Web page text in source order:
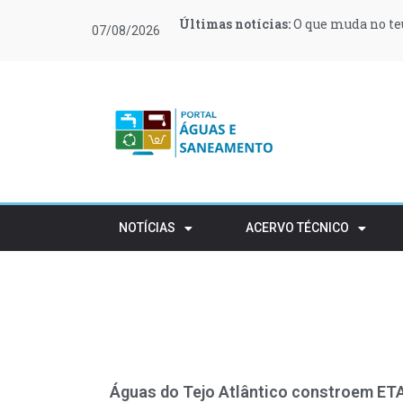
07/08/2026 Últimas notícias:O que muda no
Últimas notícias:Moeve e
Últimas notícias:Novas regras
Últimas notícias:Retalho e
Últimas notícias:Procura de
Últimas notícias:Várias zonas de
NOTÍCIAS ACERVO TÉCNICO
Águas do Tejo Atlântico constroem